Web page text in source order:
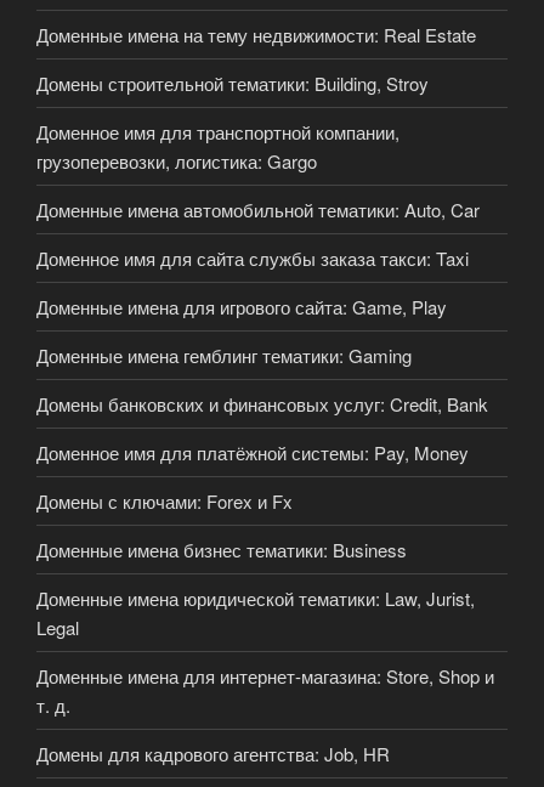
Доменные имена на тему недвижимости: Real Estate
Домены строительной тематики: Building, Stroy
Доменное имя для транспортной компании,
грузоперевозки, логистика: Gargo
Доменные имена автомобильной тематики: Auto, Car
Доменное имя для сайта службы заказа такси: Taxi
Доменные имена для игрового сайта: Game, Play
Доменные имена гемблинг тематики: Gaming
Домены банковских и финансовых услуг: Credit, Bank
Доменное имя для платёжной системы: Pay, Money
Домены с ключами: Forex и Fx
Доменные имена бизнес тематики: Business
Доменные имена юридической тематики: Law, Jurist,
Legal
Доменные имена для интернет-магазина: Store, Shop и
т. д.
Домены для кадрового агентства: Job, HR